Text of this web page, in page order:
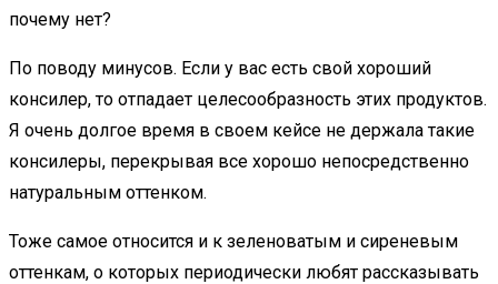
почему нет?
По поводу минусов. Если у вас есть свой хороший
консилер, то отпадает целесообразность этих продуктов.
Я очень долгое время в своем кейсе не держала такие
консилеры, перекрывая все хорошо непосредственно
натуральным оттенком.
Тоже самое относится и к зеленоватым и сиреневым
оттенкам, о которых периодически любят рассказывать